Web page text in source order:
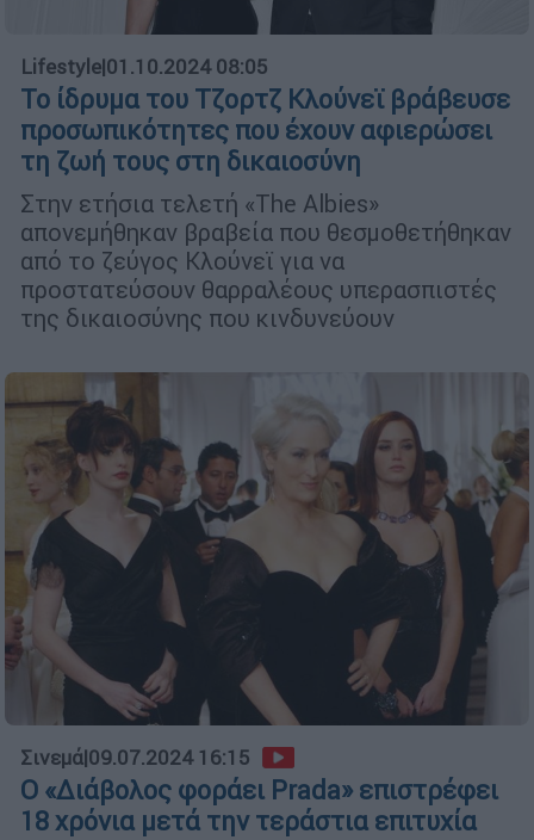
Lifestyle|01.10.2024 08:05
Το ίδρυμα του Τζορτζ Κλούνεϊ βράβευσε
προσωπικότητες που έχουν αφιερώσει
τη ζωή τους στη δικαιοσύνη
Στην ετήσια τελετή «The Albies»
απονεμήθηκαν βραβεία που θεσμοθετήθηκαν
από το ζεύγος Κλούνεϊ για να
προστατεύσουν θαρραλέους υπερασπιστές
της δικαιοσύνης που κινδυνεύουν
Σινεμά|09.07.2024 16:15
Ο «Διάβολος φοράει Prada» επιστρέφει
18 χρόνια μετά την τεράστια επιτυχία